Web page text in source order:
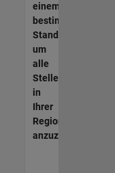
einem
bestimmten
Standort,
um
alle
Stellenangebote
in
Ihrer
Region
anzuzeigen.